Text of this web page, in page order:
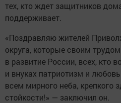
тех, кто ждет защитников
поддерживает.
«Поздравляю жителей
округа, которые своим
в развитие России, всех, кто
и внуках патриотизм и
всем мирного неба, крепкого
стойкости!» — заключил он.